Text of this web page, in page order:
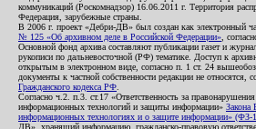
коммуникаций (Роскомнадзор) 16.06.2011 г. Территория
Федерация, зарубежные страны.
В 2006 г. проект «Дебри-ДВ» был создан как электронный
№ 125 «Об архивном деле в Российской Федерации» ,
Основной фонд архива составляют публикации газет и
рукописи по дальневосточной (РФ) тематике. Доступ к
открытым в электронном виде, согласно п. 1 ст. 24
документы к частной собственности редакции не относятся,
Гражданского кодекса РФ
Согласно ч.2. п.3. ст.17 «Ответственность за
информационных технологий и защиты информации» Закона
информационных технологиях и о защите информации» (ФЗ-
ДВ», хранящий информацию, гражданско-правовую